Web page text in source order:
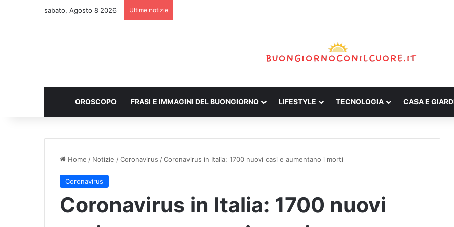
sabato, Agosto 8 2026 Ultime notizie
OROSCOPO FRASI E IMMAGINI DEL BUONGIORNO LIFESTYLE TECNOLOGIA CASA E
Home / Notizie /Coronavirus /Coronavirus in Italia: 1700 nuovi casi e aumentano i morti
Coronavirus
Coronavirus in Italia: 1700 nuovi